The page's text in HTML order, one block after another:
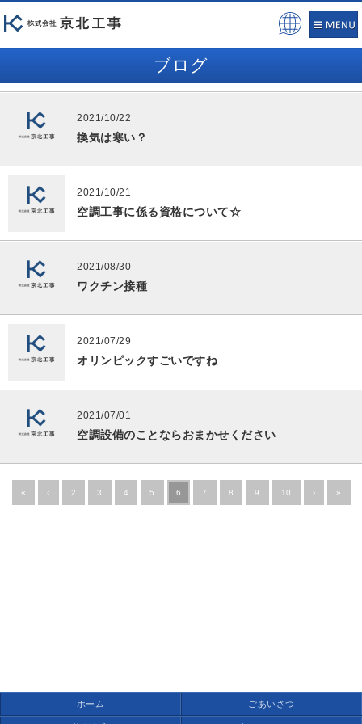
Pow
ブログ
2021/10/22
換気は寒い？
2021/10/21
空調工事に係る資格について☆
2021/08/30
ワクチン接種
2021/07/29
オリンピックすごいですね
2021/07/01
空調設備のことならおまかせください
« ‹ 2 3 4 5 6 7 8 9 10 › »
ホーム ごあいさつ